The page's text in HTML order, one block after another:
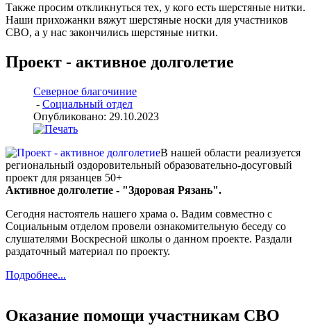
Также просим откликнуться тех, у кого есть шерстяные нитки.
Наши прихожанки вяжут шерстяные носки для участников
СВО, а у нас закончились шерстяные нитки.
Проект - активное долголетие
Северное благочиние
- Социальный отдел
Опубликовано: 29.10.2023
В нашей области реализуется
региональный оздоровительный образовательно-досуговый
проект для рязанцев 50+
Активное долголетие - "Здоровая Рязань".
Сегодня настоятель нашего храма о. Вадим совместно с
Социальным отделом провели ознакомительную беседу со
слушателями Воскресной школы о данном проекте. Раздали
раздаточный материал по проекту.
Подробнее...
Оказание помощи участникам СВО